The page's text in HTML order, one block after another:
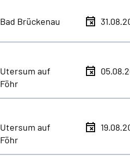
Bad Brückenau
Utersum auf
Föhr
Utersum auf
Föhr